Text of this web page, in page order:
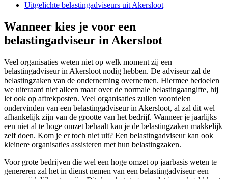
Uitgelichte belastingadviseurs uit Akersloot
Wanneer kies je voor een
belastingadviseur in Akersloot
Veel organisaties weten niet op welk moment zij een
belastingadviseur in Akersloot nodig hebben. De adviseur zal de
belastingzaken van de onderneming overnemen. Hiermee bedoelen
we uiteraard niet alleen maar over de normale belastingaangifte, hij
let ook op aftrekposten. Veel organisaties zullen voordelen
ondervinden van een belastingadviseur in Akersloot, al zal dit wel
afhankelijk zijn van de grootte van het bedrijf. Wanneer je jaarlijks
een niet al te hoge omzet behaalt kan je de belastingzaken makkelijk
zelf doen. Kom je er toch niet uit? Een belastingadviseur kan ook
kleinere organisaties assisteren met hun belastingzaken.
Voor grote bedrijven die wel een hoge omzet op jaarbasis weten te
genereren zal het in dienst nemen van een belastingadviseur een